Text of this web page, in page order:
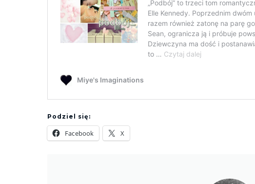
Podziel się:
Facebook X